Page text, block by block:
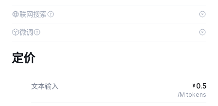
联网搜索
微调
定价
文本输入 ¥ 0.5
/M tokens